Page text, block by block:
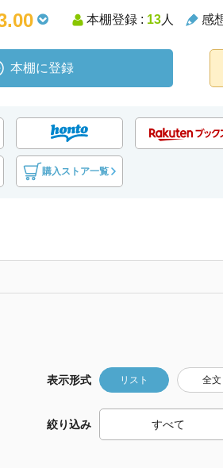
本棚登録 : 13人 感
本棚に登録
購入ストア一覧
表示形式 リスト 全文
絞り込み